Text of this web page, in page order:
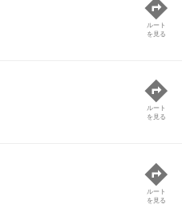
ルート
を見る
ルート
を見る
ルート
を見る